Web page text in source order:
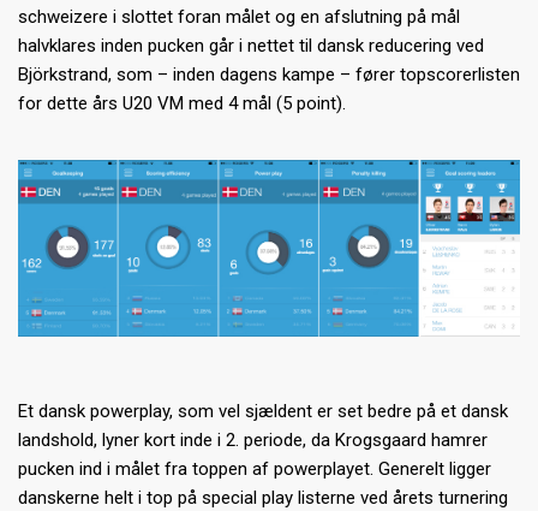
schweizere i slottet foran målet og en afslutning på mål
halvklares inden pucken går i nettet til dansk reducering ved
Björkstrand, som – inden dagens kampe – fører topscorerlisten
for dette års U20 VM med 4 mål (5 point).
Et dansk powerplay, som vel sjældent er set bedre på et dansk
landshold, lyner kort inde i 2. periode, da Krogsgaard hamrer
pucken ind i målet fra toppen af powerplayet. Generelt ligger
danskerne helt i top på special play listerne ved årets turnering